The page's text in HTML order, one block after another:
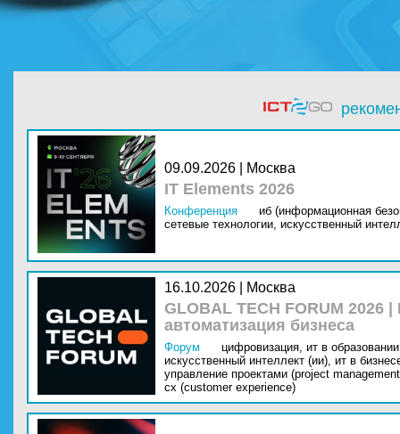
09.09.2026 | Москва
IT Elements 2026
Конференция
иб (информационная
сетевые технологии, искусственный
16.10.2026 | Москва
GLOBAL TECH FORUM
автоматизация бизнеса
Форум цифровизация, ит в
искусственный интеллект (ии), ит в
управление проектами (project
cx (customer experience)